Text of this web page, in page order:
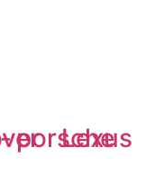
porsche
Lexus